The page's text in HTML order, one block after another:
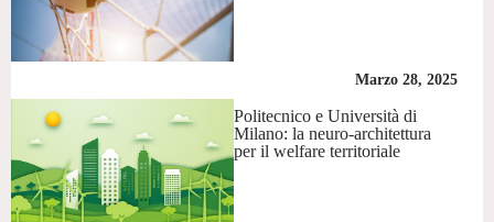
Marzo 28, 2025
Politecnico e Università di
Milano: la neuro-architettura
per il welfare territoriale